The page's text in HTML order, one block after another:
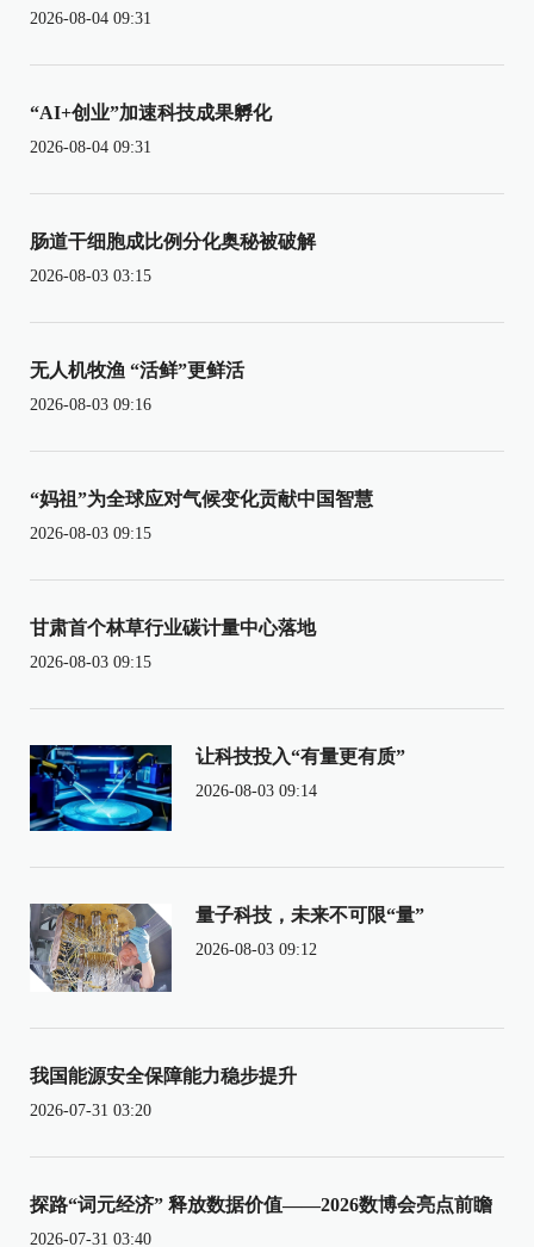
2026-08-04 09:31
“AI+创业”加速科技成果孵化
2026-08-04 09:31
肠道干细胞成比例分化奥秘被破解
2026-08-03 03:15
无人机牧渔 “活鲜”更鲜活
2026-08-03 09:16
“妈祖”为全球应对气候变化贡献中国智慧
2026-08-03 09:15
甘肃首个林草行业碳计量中心落地
2026-08-03 09:15
让科技投入“有量更有质”
2026-08-03 09:14
量子科技，未来不可限“量”
2026-08-03 09:12
我国能源安全保障能力稳步提升
2026-07-31 03:20
探路“词元经济” 释放数据价值——2026数博会亮点前瞻
2026-07-31 03:40